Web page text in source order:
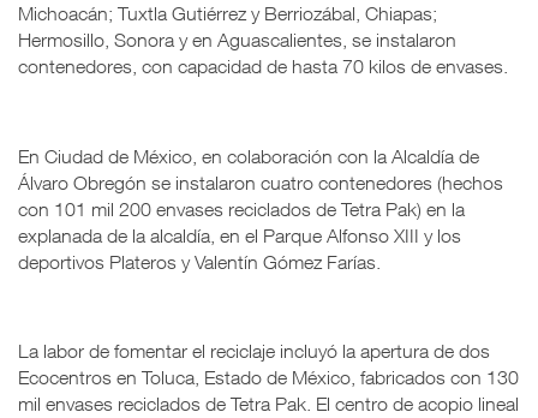
Michoacán; Tuxtla Gutiérrez y Berriozábal, Chiapas;
Hermosillo, Sonora y en Aguascalientes, se instalaron
contenedores, con capacidad de hasta 70 kilos de envases.
En Ciudad de México, en colaboración con la Alcaldía de
Álvaro Obregón se instalaron cuatro contenedores (hechos
con 101 mil 200 envases reciclados de Tetra Pak) en la
explanada de la alcaldía, en el Parque Alfonso XIII y los
deportivos Plateros y Valentín Gómez Farías.
La labor de fomentar el reciclaje incluyó la apertura de dos
Ecocentros en Toluca, Estado de México, fabricados con 130
mil envases reciclados de Tetra Pak. El centro de acopio lineal